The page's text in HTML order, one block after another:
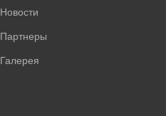
Новости
Партнеры
Галерея